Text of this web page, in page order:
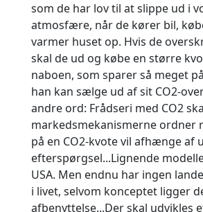
som de har lov til at slippe ud i
atmosfære, når de kører bil,
varmer huset op. Hvis de
skal de ud og købe en større
naboen, som sparer så meget
han kan sælge ud af sit CO2-
andre ord: Frådseri med CO2
markedsmekanismerne ordner
på en CO2-kvote vil afhænge af
efterspørgsel...Lignende
USA. Men endnu har ingen
i livet, selvom konceptet ligger
afbenyttelse...Der skal udvikles